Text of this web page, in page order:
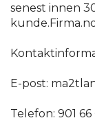
senest innen
E-post:
Telefon: 901